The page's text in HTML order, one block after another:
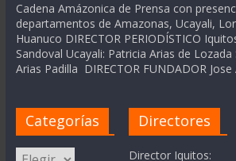
Cadena Amázonica de Prensa con
departamentos de Amazonas, Ucayali,
Huanuco DIRECTOR PERIODÍSTICO
Sandoval Ucayali: Patricia Arias de Lozada
Arias Padilla DIRECTOR FUNDADOR Jose
Categorías
Categorías
Directores
Director Iquitos: